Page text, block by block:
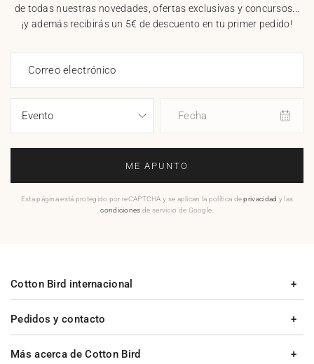
de todas nuestras novedades, ofertas exclusivas y concursos...
¡y además recibirás un 5€ de descuento en tu primer pedido!
Correo electrónico
Fecha
ME APUNTO
Esta página está protegido por reCAPTCHA y se aplican la política deprivacidad y las
condiciones de servicio de Google.
Pedidos y contacto
Más acerca de Cotton Bird
Cotton Bird internacional